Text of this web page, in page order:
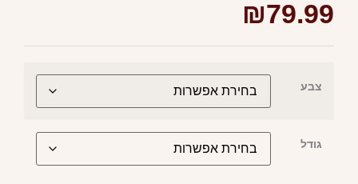
₪79.99
צבע
גודל